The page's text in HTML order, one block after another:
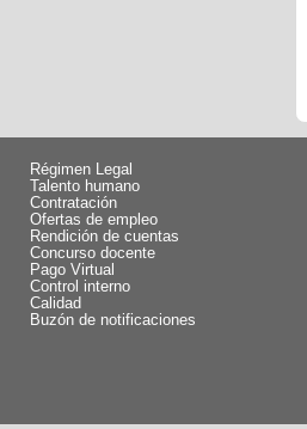
Régimen Legal
Talento humano
Contratación
Ofertas de empleo
Rendición de cuentas
Concurso docente
Pago Virtual
Control interno
Calidad
Buzón de notificaciones